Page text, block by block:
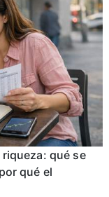
qué se
qué el